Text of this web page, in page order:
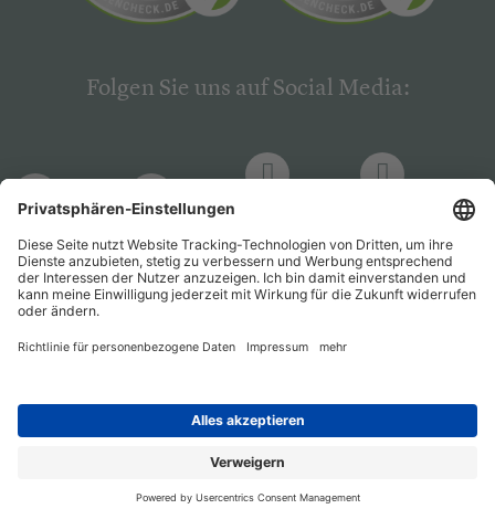
Folgen Sie uns auf Social Media:
PsychJOB PsychJOB
Hogrefe
Verlag
Hogrefe
Verlag
Entwickelt durchJobiqo